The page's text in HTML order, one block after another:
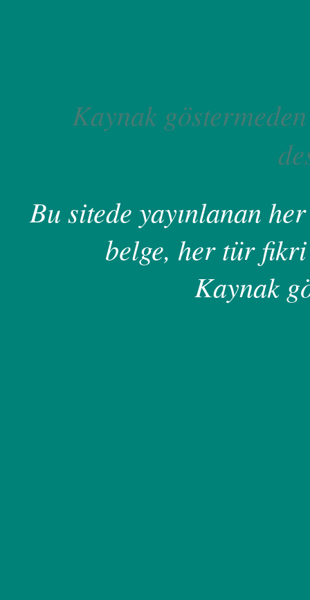
Kaynak
Bu sitede yayınlanan
belge, her tür
Kaynak